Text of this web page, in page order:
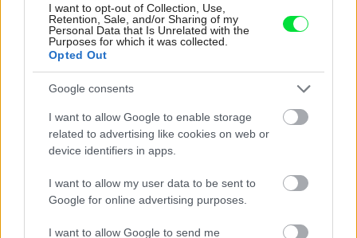
I want to opt-out of Collection, Use,
Retention, Sale, and/or Sharing of my
Personal Data that Is Unrelated with the
Purposes for which it was collected.
Opted Out
Google consents
I want to allow Google to enable storage
related to advertising like cookies on web or
device identifiers in apps.
I want to allow my user data to be sent to
Google for online advertising purposes.
I want to allow Google to send me
stavanie odporúčam dobre zvážiť pomer ceny a kvality
materiálov, životnosť a následnú pridanú hodnotu. Stavať
z toho najlacnejšieho materiálu sa môže pri platení
faktúry zdať ako výhra, ale väčšinou problémy vzniknuté
pri stavaní alebo s kvalitou (životnosťou) neskôr bývajú
veľké a náklady na sanáciu chybných materiálov prevážia
pôvodný rozdiel v cenách materiálov.“
www.ytong.sk
PR článok spoločnosti: Xella Slovensko, spol. s r.o.